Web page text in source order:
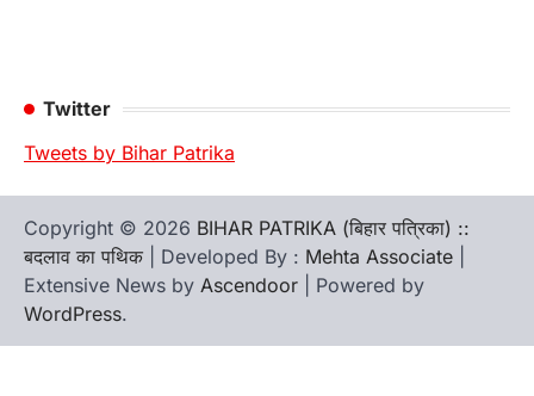
Twitter
Tweets by Bihar Patrika
Copyright © 2026 BIHAR PATRIKA (बिहार पत्रिका) ::
बदलाव का पथिक | Developed By : Mehta Associate
Extensive News by Ascendoor | Powered by
WordPress.